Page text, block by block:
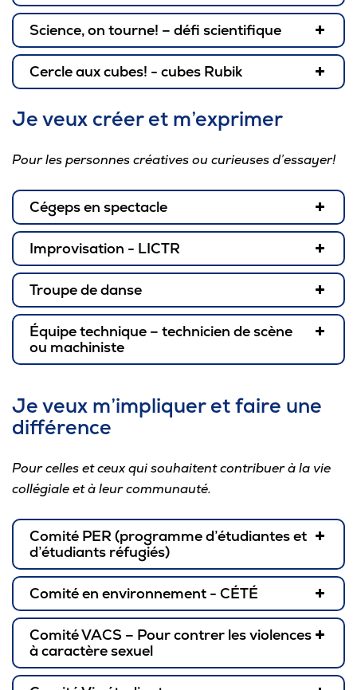
marie.leblanc@cegeptr.qc.ca
international@cegeptr.qc.ca
Science, on tourne! – défi scientifique
Cercle aux cubes! - cubes Rubik
Je veux créer et m’exprimer
Pour les personnes créatives ou curieuses d’essayer!
Cégeps en spectacle
Improvisation - LICTR
Troupe de danse
Équipe technique – technicien de scène
ou machiniste
Je veux m’impliquer et faire une
différence
Pour celles et ceux qui souhaitent contribuer à la vie
collégiale et à leur communauté.
Comité PER (programme d’étudiantes et
d’étudiants réfugiés)
Comité en environnement - CÉTÉ
Comité VACS – Pour contrer les violences
à caractère sexuel